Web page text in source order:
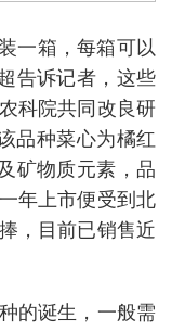
一箱，每箱可以
告诉记者，这些
科院共同改良研
品种菜心为橘红
矿物质元素，品
年上市便受到北
，目前已销售近
的诞生，一般需